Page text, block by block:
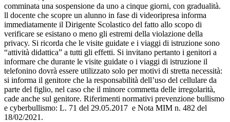
comminata una sospensione da uno a cinque giorni, con gradualità.
ll docente che scopre un alunno in fase di videoripresa informa
immediatamente il Dirigente Scolastico del fatto allo scopo di
verificare se esistano o meno gli estremi della violazione della
privacy. Si ricorda che le visite guidate e i viaggi di istruzione sono
“attività didattica” a tutti gli effetti. Si invitano pertanto i genitori a
informare che durante le visite guidate o i viaggi di istruzione il
telefonino dovrà essere utilizzato solo per motivi di stretta necessità:
si informa il genitore che la responsabilità dell’uso del cellulare da
parte del figlio, nel caso che il minore commetta delle irregolarità,
cade anche sul genitore. Riferimenti normativi prevenzione bullismo
e cyberbullismo: L. 71 del 29.05.2017 e Nota MIM n. 482 del
18/02/2021.